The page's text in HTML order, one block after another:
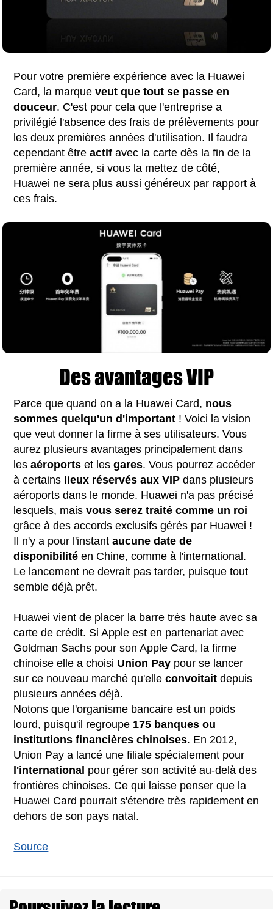
Pour votre première expérience avec la Huawei
Card, la marqueveut que tout se passe en
douceur. C'est pour cela que l'entreprise a
privilégié l'absence des frais de prélèvements pour
les deux premières années d'utilisation. Il faudra
cependant êtreactif avec la carte dès la fin de la
première année, si vous la mettez de côté,
Huawei ne sera plus aussi généreux par rapport à
ces frais.
Des avantages VIP
Parce que quand on a la Huawei Card, nous
sommes quelqu'un d'important ! Voici la vision
que veut donner la firme à ses utilisateurs. Vous
aurez plusieurs avantages principalement dans
lesaéroports et lesgares. Vous pourrez accéder
à certains lieux réservés aux VIP dans plusieurs
aéroports dans le monde. Huawei n'a pas précisé
lesquels, maisvous serez traité comme un roi
grâce à des accords exclusifs gérés par Huawei !
Il n'y a pour l'instantaucune date de
disponibilité en Chine, comme à l'international.
Le lancement ne devrait pas tarder, puisque tout
semble déjà prêt.
Huawei vient de placer la barre très haute avec sa
carte de crédit. Si Apple est en partenariat avec
Goldman Sachs pour son Apple Card, la firme
chinoise elle a choisi Union Pay pour se lancer
sur ce nouveau marché qu'elleconvoitait depuis
plusieurs années déjà.
Notons que l'organisme bancaire est un poids
lourd, puisqu'il regroupe 175 banques ou
institutions financières chinoises. En 2012,
Union Pay a lancé une filiale spécialement pour
l'international pour gérer son activité au-delà des
frontières chinoises. Ce qui laisse penser que la
Huawei Card pourrait s'étendre très rapidement en
dehors de son pays natal.
Source